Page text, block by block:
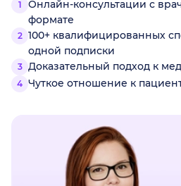
Онлайн-консультации с
формате
100+ квалифицированных
одной подписки
Доказательный подход к
Чуткое отношение к